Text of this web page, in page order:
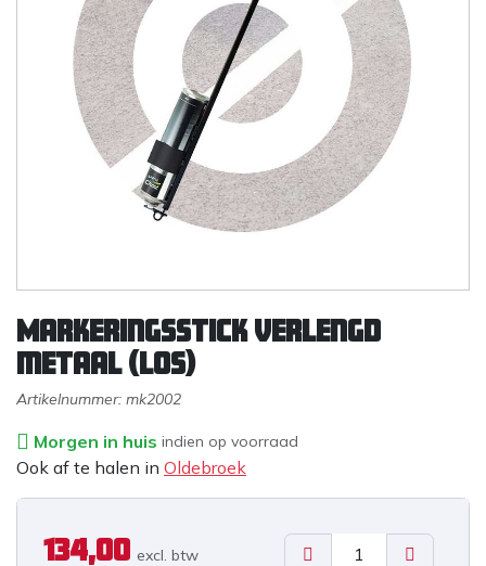
Markeringsstick verlengd
metaal (los)
Artikelnummer: mk2002
Morgen in huis indien op voorraad
Ook af te halen in Oldebroek
134,00 excl. btw